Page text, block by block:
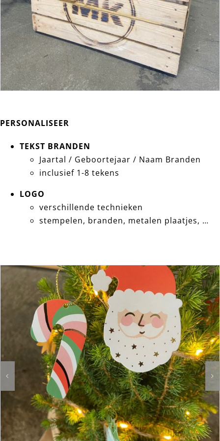
PERSONALISEER
TEKST BRANDEN
Jaartal / Geboortejaar / Naam Branden
inclusief 1-8 tekens
LOGO
verschillende technieken
stempelen, branden, metalen plaatjes, …